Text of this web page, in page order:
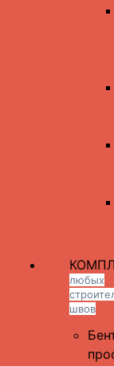
любых
швов